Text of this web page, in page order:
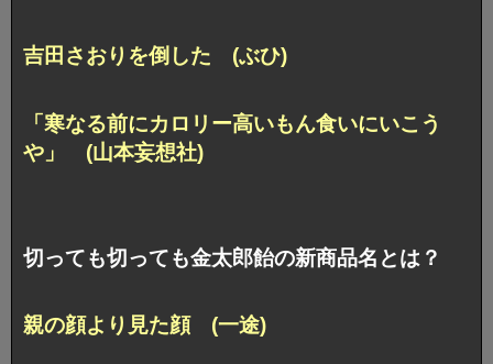
吉田さおりを倒した (ぶひ)
「寒なる前にカロリー高いもん食いにいこう
や」 (山本妄想社)
切っても切っても金太郎飴の新商品名とは？
親の顔より見た顔 (一途)